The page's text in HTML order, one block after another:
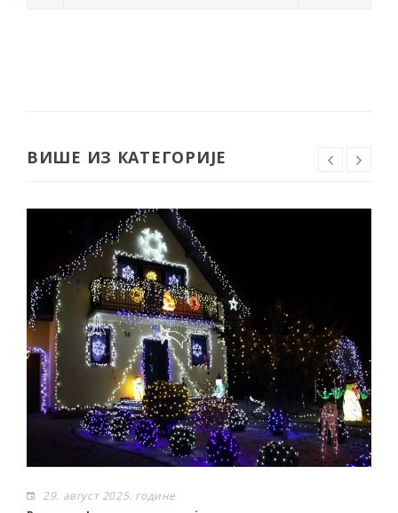
ВИШЕ ИЗ КАТЕГОРИЈЕ
29. август 2025. године